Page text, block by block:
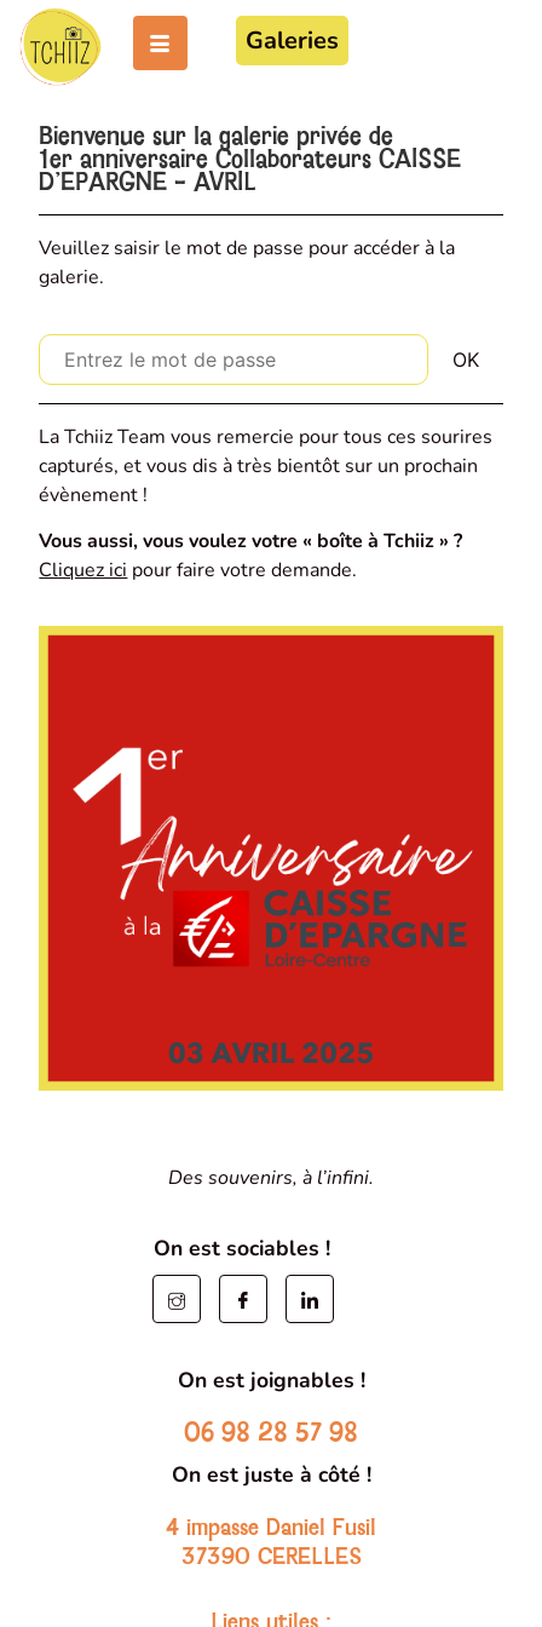
Galeries
Bienvenue sur la galerie privée de
1er anniversaire Collaborateurs CAISSE
D'EPARGNE - AVRIL
Veuillez saisir le mot de passe pour accéder à la
galerie.
La Tchiiz Team vous remercie pour tous ces sourires
capturés, et vous dis à très bientôt sur un prochain
évènement !
Vous aussi, vous voulez votre « boîte à Tchiiz » ?
Cliquez ici pour faire votre demande.
Des souvenirs, à l’infini.
On est sociables !
On est joignables !
06 98 28 57 98
On est juste à côté !
4 impasse Daniel Fusil
37390 CERELLES